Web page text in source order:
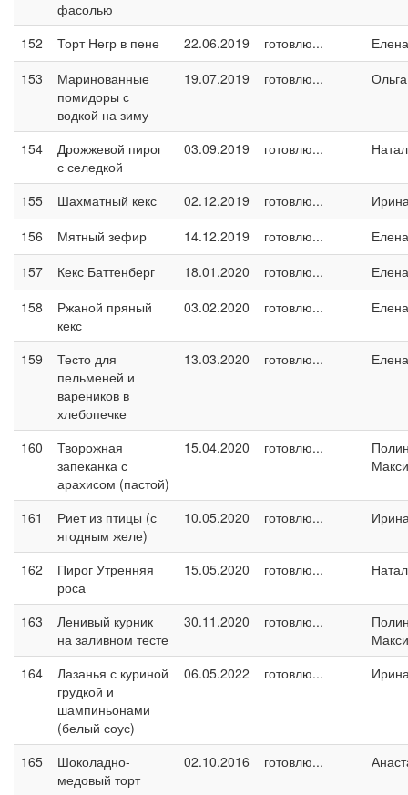
фасолью
152
Торт Негр в пене 22.06.2019 готовлю...
153
Маринованные
помидоры с
водкой на зиму
19.07.2019 готовлю... Ольга
154
Дрожжевой пирог
с селедкой
03.09.2019 готовлю...
155 Шахматный кекс 02.12.2019 готовлю...
156
Мятный зефир 14.12.2019 готовлю...
157
Кекс Баттенберг 18.01.2020 готовлю...
158
Ржаной пряный
кекс
03.02.2020 готовлю...
159
Тесто для
пельменей и
вареников в
хлебопечке
13.03.2020 готовлю...
160
Творожная
запеканка с
арахисом (пастой)
15.04.2020 готовлю...
161
Риет из птицы (с
ягодным желе)
10.05.2020 готовлю...
162
Пирог Утренняя
роса
15.05.2020 готовлю...
163
Ленивый курник
на заливном тесте
30.11.2020 готовлю...
164
Лазанья с куриной
грудкой и
шампиньонами
(белый соус)
06.05.2022 готовлю...
165
Шоколадно-
медовый торт
02.10.2016 готовлю...